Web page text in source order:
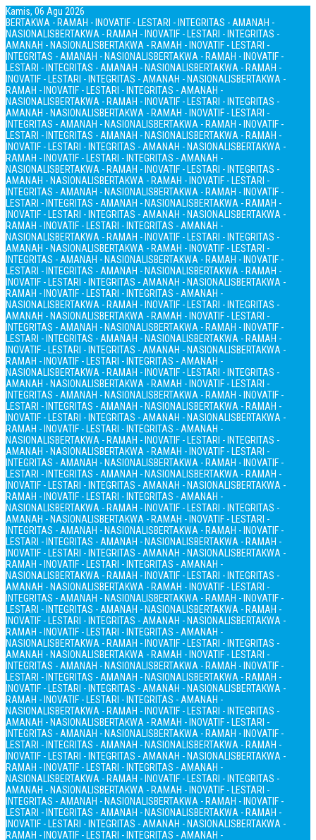
Kamis, 06 Agu 2026
BERTAKWA - RAMAH - INOVATIF - LESTARI - INTEGRITAS - AMANAH -
NASIONALISBERTAKWA - RAMAH - INOVATIF - LESTARI - INTEGRITAS -
AMANAH - NASIONALISBERTAKWA - RAMAH - INOVATIF - LESTARI -
INTEGRITAS - AMANAH - NASIONALISBERTAKWA - RAMAH - INOVATIF -
LESTARI - INTEGRITAS - AMANAH - NASIONALISBERTAKWA - RAMAH -
INOVATIF - LESTARI - INTEGRITAS - AMANAH - NASIONALISBERTAKWA -
RAMAH - INOVATIF - LESTARI - INTEGRITAS - AMANAH -
NASIONALISBERTAKWA - RAMAH - INOVATIF - LESTARI - INTEGRITAS -
AMANAH - NASIONALISBERTAKWA - RAMAH - INOVATIF - LESTARI -
INTEGRITAS - AMANAH - NASIONALISBERTAKWA - RAMAH - INOVATIF -
LESTARI - INTEGRITAS - AMANAH - NASIONALISBERTAKWA - RAMAH -
INOVATIF - LESTARI - INTEGRITAS - AMANAH - NASIONALISBERTAKWA -
RAMAH - INOVATIF - LESTARI - INTEGRITAS - AMANAH -
NASIONALISBERTAKWA - RAMAH - INOVATIF - LESTARI - INTEGRITAS -
AMANAH - NASIONALISBERTAKWA - RAMAH - INOVATIF - LESTARI -
INTEGRITAS - AMANAH - NASIONALISBERTAKWA - RAMAH - INOVATIF -
LESTARI - INTEGRITAS - AMANAH - NASIONALISBERTAKWA - RAMAH -
INOVATIF - LESTARI - INTEGRITAS - AMANAH - NASIONALISBERTAKWA -
RAMAH - INOVATIF - LESTARI - INTEGRITAS - AMANAH -
NASIONALISBERTAKWA - RAMAH - INOVATIF - LESTARI - INTEGRITAS -
AMANAH - NASIONALISBERTAKWA - RAMAH - INOVATIF - LESTARI -
INTEGRITAS - AMANAH - NASIONALISBERTAKWA - RAMAH - INOVATIF -
LESTARI - INTEGRITAS - AMANAH - NASIONALISBERTAKWA - RAMAH -
INOVATIF - LESTARI - INTEGRITAS - AMANAH - NASIONALISBERTAKWA -
RAMAH - INOVATIF - LESTARI - INTEGRITAS - AMANAH -
NASIONALISBERTAKWA - RAMAH - INOVATIF - LESTARI - INTEGRITAS -
AMANAH - NASIONALISBERTAKWA - RAMAH - INOVATIF - LESTARI -
INTEGRITAS - AMANAH - NASIONALISBERTAKWA - RAMAH - INOVATIF -
LESTARI - INTEGRITAS - AMANAH - NASIONALISBERTAKWA - RAMAH -
INOVATIF - LESTARI - INTEGRITAS - AMANAH - NASIONALISBERTAKWA -
RAMAH - INOVATIF - LESTARI - INTEGRITAS - AMANAH -
NASIONALISBERTAKWA - RAMAH - INOVATIF - LESTARI - INTEGRITAS -
AMANAH - NASIONALISBERTAKWA - RAMAH - INOVATIF - LESTARI -
INTEGRITAS - AMANAH - NASIONALISBERTAKWA - RAMAH - INOVATIF -
LESTARI - INTEGRITAS - AMANAH - NASIONALISBERTAKWA - RAMAH -
INOVATIF - LESTARI - INTEGRITAS - AMANAH - NASIONALISBERTAKWA -
RAMAH - INOVATIF - LESTARI - INTEGRITAS - AMANAH -
NASIONALISBERTAKWA - RAMAH - INOVATIF - LESTARI - INTEGRITAS -
AMANAH - NASIONALISBERTAKWA - RAMAH - INOVATIF - LESTARI -
INTEGRITAS - AMANAH - NASIONALISBERTAKWA - RAMAH - INOVATIF -
LESTARI - INTEGRITAS - AMANAH - NASIONALISBERTAKWA - RAMAH -
INOVATIF - LESTARI - INTEGRITAS - AMANAH - NASIONALISBERTAKWA -
RAMAH - INOVATIF - LESTARI - INTEGRITAS - AMANAH -
NASIONALISBERTAKWA - RAMAH - INOVATIF - LESTARI - INTEGRITAS -
AMANAH - NASIONALISBERTAKWA - RAMAH - INOVATIF - LESTARI -
INTEGRITAS - AMANAH - NASIONALISBERTAKWA - RAMAH - INOVATIF -
LESTARI - INTEGRITAS - AMANAH - NASIONALISBERTAKWA - RAMAH -
INOVATIF - LESTARI - INTEGRITAS - AMANAH - NASIONALISBERTAKWA -
RAMAH - INOVATIF - LESTARI - INTEGRITAS - AMANAH -
NASIONALISBERTAKWA - RAMAH - INOVATIF - LESTARI - INTEGRITAS -
AMANAH - NASIONALISBERTAKWA - RAMAH - INOVATIF - LESTARI -
INTEGRITAS - AMANAH - NASIONALISBERTAKWA - RAMAH - INOVATIF -
LESTARI - INTEGRITAS - AMANAH - NASIONALISBERTAKWA - RAMAH -
INOVATIF - LESTARI - INTEGRITAS - AMANAH - NASIONALISBERTAKWA -
RAMAH - INOVATIF - LESTARI - INTEGRITAS - AMANAH -
NASIONALISBERTAKWA - RAMAH - INOVATIF - LESTARI - INTEGRITAS -
AMANAH - NASIONALISBERTAKWA - RAMAH - INOVATIF - LESTARI -
INTEGRITAS - AMANAH - NASIONALISBERTAKWA - RAMAH - INOVATIF -
LESTARI - INTEGRITAS - AMANAH - NASIONALISBERTAKWA - RAMAH -
INOVATIF - LESTARI - INTEGRITAS - AMANAH - NASIONALISBERTAKWA -
RAMAH - INOVATIF - LESTARI - INTEGRITAS - AMANAH -
NASIONALISBERTAKWA - RAMAH - INOVATIF - LESTARI - INTEGRITAS -
AMANAH - NASIONALISBERTAKWA - RAMAH - INOVATIF - LESTARI -
INTEGRITAS - AMANAH - NASIONALISBERTAKWA - RAMAH - INOVATIF -
LESTARI - INTEGRITAS - AMANAH - NASIONALISBERTAKWA - RAMAH -
INOVATIF - LESTARI - INTEGRITAS - AMANAH - NASIONALISBERTAKWA -
RAMAH - INOVATIF - LESTARI - INTEGRITAS - AMANAH -
NASIONALISBERTAKWA - RAMAH - INOVATIF - LESTARI - INTEGRITAS -
AMANAH - NASIONALISBERTAKWA - RAMAH - INOVATIF - LESTARI -
INTEGRITAS - AMANAH - NASIONALISBERTAKWA - RAMAH - INOVATIF -
LESTARI - INTEGRITAS - AMANAH - NASIONALISBERTAKWA - RAMAH -
INOVATIF - LESTARI - INTEGRITAS - AMANAH - NASIONALISBERTAKWA -
RAMAH - INOVATIF - LESTARI - INTEGRITAS - AMANAH -